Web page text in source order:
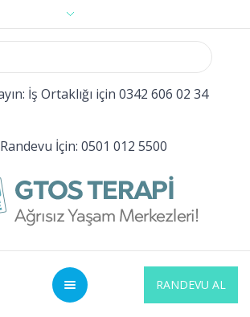
İş Ortaklığı için 0342 606 02 34
Randevu İçin: 0501 012 5500
RANDEVU AL